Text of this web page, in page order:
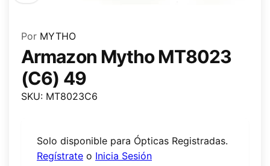
Por MYTHO
Armazon Mytho MT8023
(C6) 49
SKU: MT8023C6
Solo disponible para Ópticas Registradas.
Regístrate o Inicia Sesión